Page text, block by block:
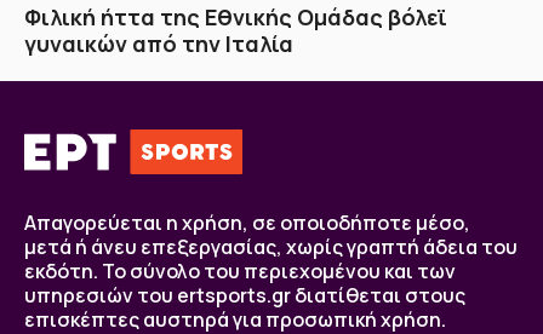
Φιλική ήττα της Εθνικής Ομάδας βόλεϊ
γυναικών από την Ιταλία
Απαγορεύεται η χρήση, σε οποιοδήποτε μέσο,
μετά ή άνευ επεξεργασίας, χωρίς γραπτή άδεια του
εκδότη. Το σύνολο του περιεχομένου και των
υπηρεσιών του ertsports.gr διατίθεται στους
επισκέπτες αυστηρά για προσωπική χρήση.